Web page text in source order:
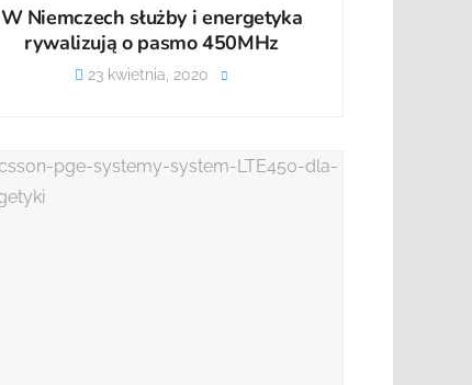
W Niemczech służby i energetyka
rywalizują o pasmo 450MHz
23 kwietnia, 2020